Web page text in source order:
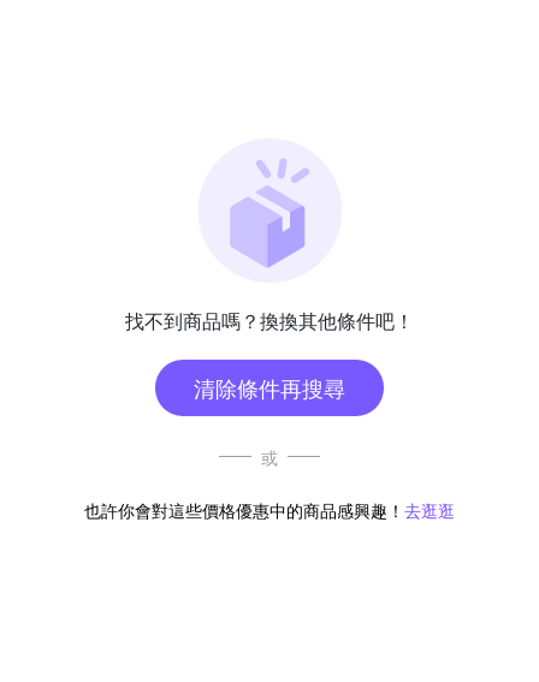
找不到商品嗎？換換其他條件吧！
清除條件再搜尋
或
也許你會對這些價格優惠中的商品感興趣！ 去逛逛